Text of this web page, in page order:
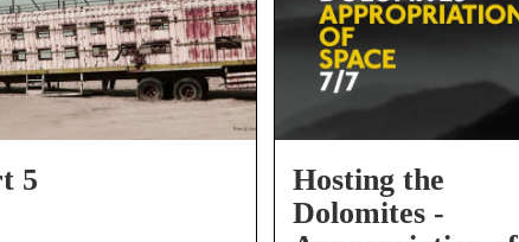
5
Hosting the
Dolomites -